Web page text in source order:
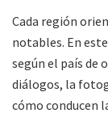
Cada región
notables. En
según el país de
diálogos, la
cómo conducen